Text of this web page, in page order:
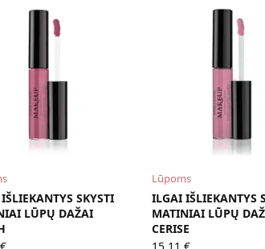
SKYSTI
LŪPŲ DAŽAI
Lūpoms
ILGAI IŠLIEKANTYS
MATINIAI LŪPŲ
CERISE